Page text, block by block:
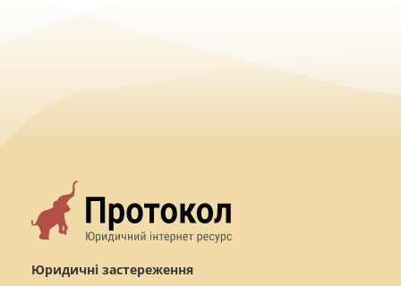
Юридичні застереження